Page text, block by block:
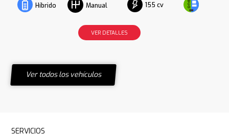
Híbrido Manual 155 cv
VER DETALLES
Ver todos los vehículos
SERVICIOS